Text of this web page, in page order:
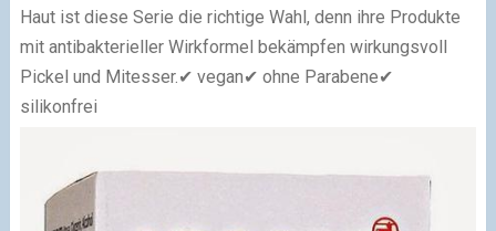
Haut ist diese Serie die richtige Wahl, denn ihre Produkte
mit antibakterieller Wirkformel bekämpfen wirkungsvoll
Pickel und Mitesser.✔ vegan✔ ohne Parabene✔
silikonfrei